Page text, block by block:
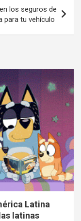
los seguros de
para tu vehículo
Latina
latinas